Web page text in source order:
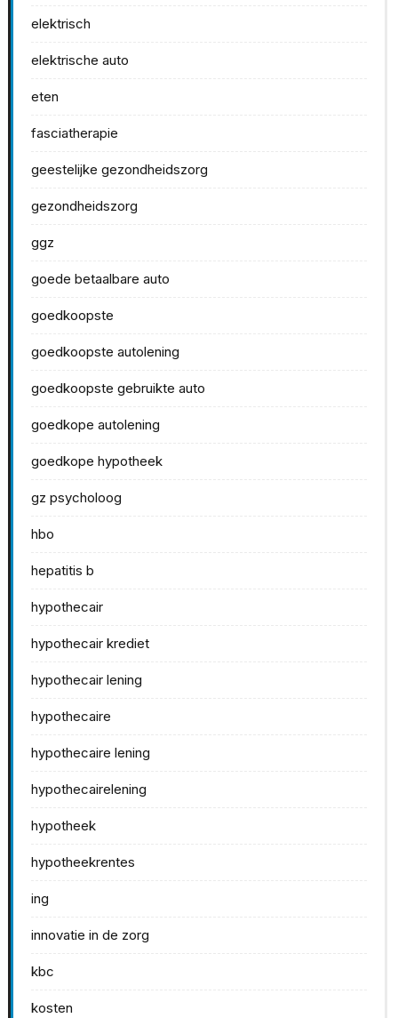
elektrisch
elektrische auto
eten
fasciatherapie
geestelijke gezondheidszorg
gezondheidszorg
ggz
goede betaalbare auto
goedkoopste
goedkoopste autolening
goedkoopste gebruikte auto
goedkope autolening
goedkope hypotheek
gz psycholoog
hbo
hepatitis b
hypothecair
hypothecair krediet
hypothecair lening
hypothecaire
hypothecaire lening
hypothecairelening
hypotheek
hypotheekrentes
ing
innovatie in de zorg
kbc
kosten